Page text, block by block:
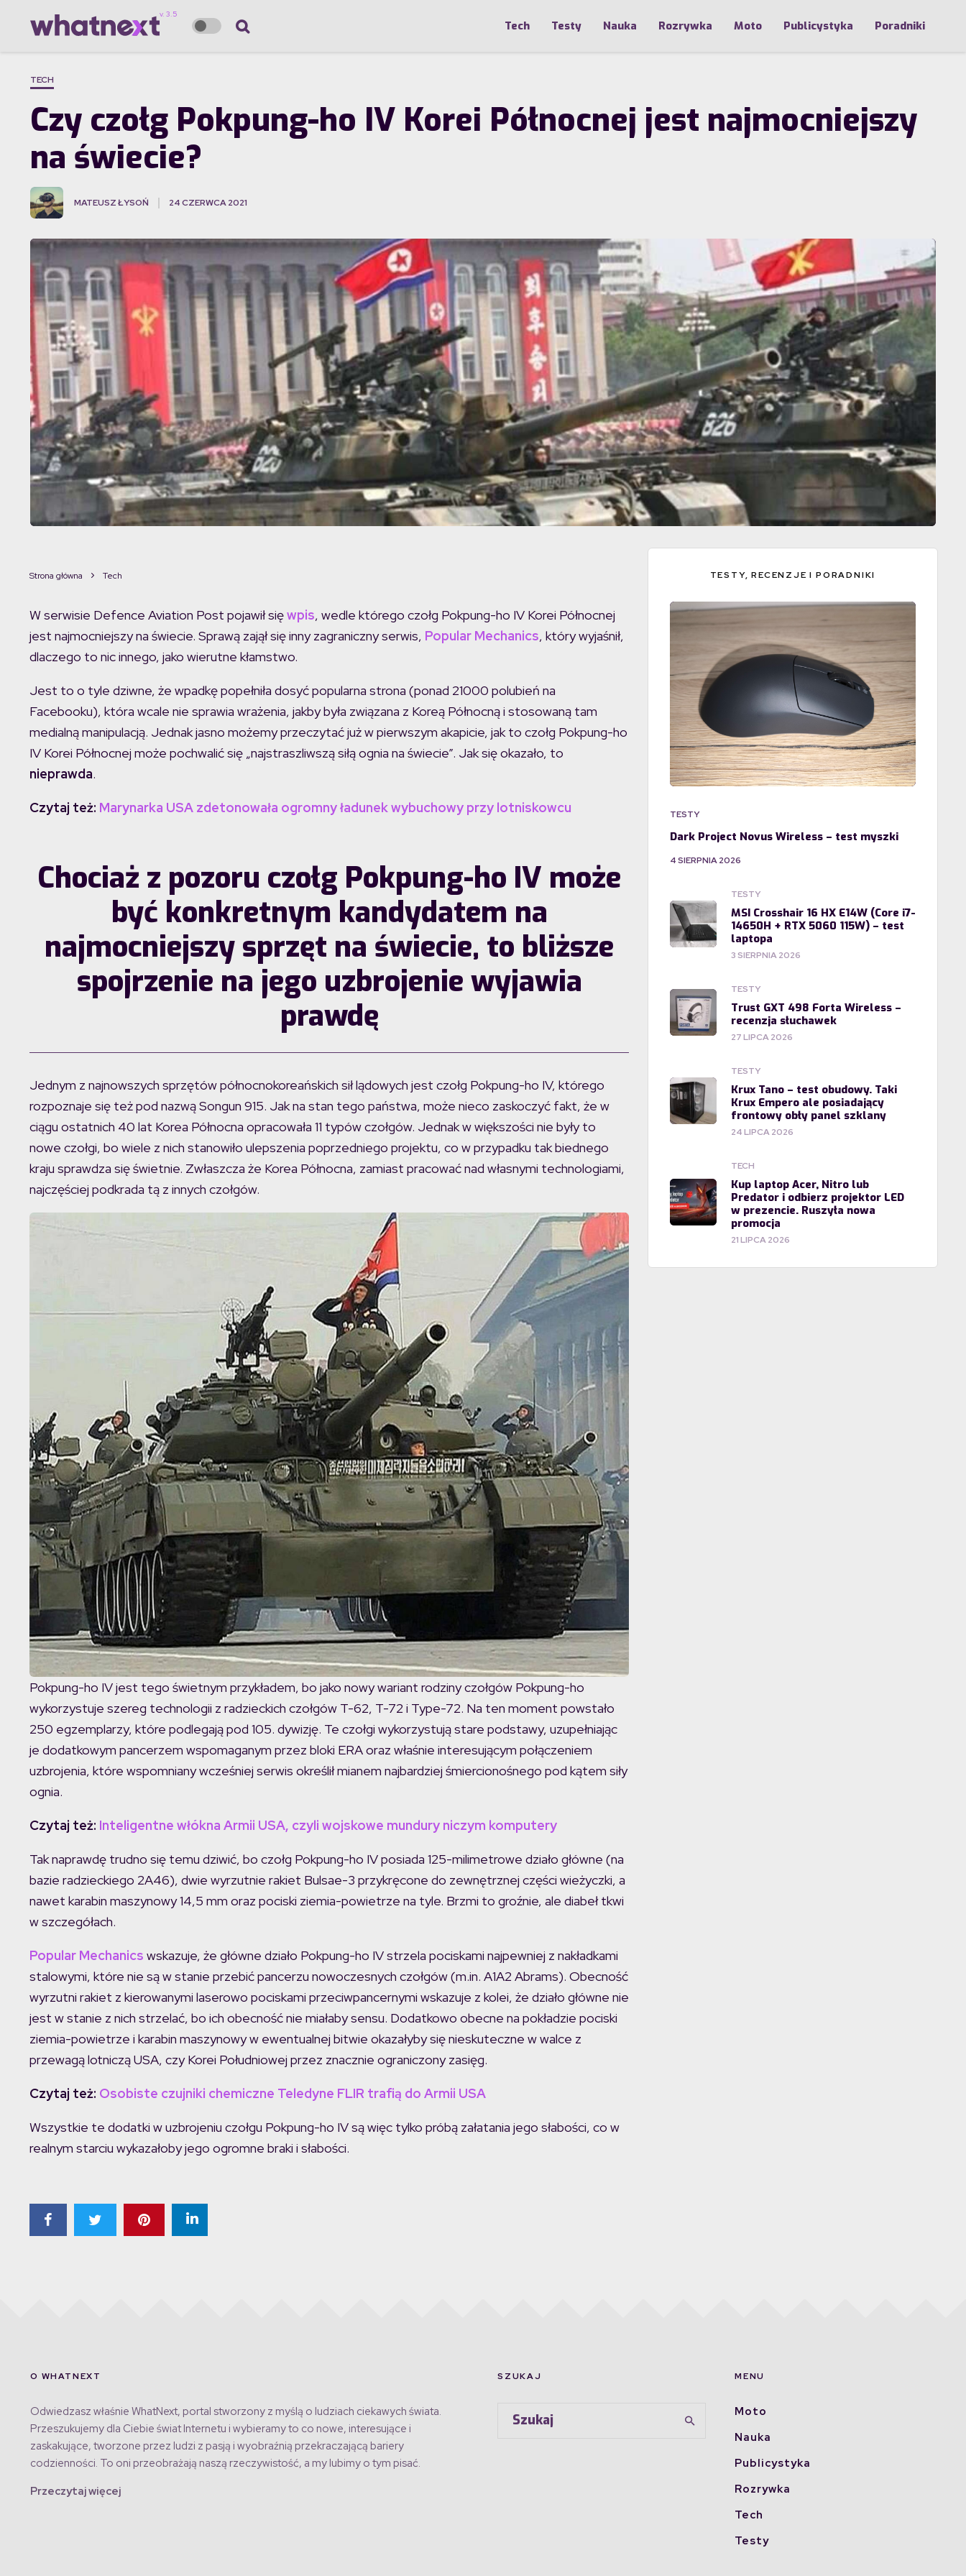
Tech Testy Nauka Rozrywka Moto Publicystyka Poradniki
TECH
Czy czołg Pokpung-ho IV Korei Północnej jest najmocniejszy
na świecie?
MATEUSZ ŁYSOŃ 24 CZERWCA 2021
Strona główna Tech
W serwisie Defence Aviation Post pojawił sięwpis, wedle którego czołg Pokpung-ho IV Korei Północnej
jest najmocniejszy na świecie. Sprawą zajął się inny zagraniczny serwis, Popular Mechanics, który wyjaśnił,
dlaczego to nic innego, jako wierutne kłamstwo.
Jest to o tyle dziwne, że wpadkę popełniła dosyć popularna strona (ponad 21000 polubień na
Facebooku), która wcale nie sprawia wrażenia, jakby była związana z Koreą Północną i stosowaną tam
medialną manipulacją. Jednak jasno możemy przeczytać już w pierwszym akapicie, jak to czołg Pokpung-ho
IV Korei Północnej może pochwalić się „najstraszliwszą siłą ognia na świecie”. Jak się okazało, to
nieprawda.
Czytaj też: Marynarka USA zdetonowała ogromny ładunek wybuchowy przy lotniskowcu
Chociaż z pozoru czołg Pokpung-ho IV może
być konkretnym kandydatem na
najmocniejszy sprzęt na świecie, to bliższe
spojrzenie na jego uzbrojenie wyjawia
prawdę
Jednym z najnowszych sprzętów północnokoreańskich sił lądowych jest czołg Pokpung-ho IV, którego
rozpoznaje się też pod nazwą Songun 915. Jak na stan tego państwa, może nieco zaskoczyć fakt, że w
ciągu ostatnich 40 lat Korea Północna opracowała 11 typów czołgów. Jednak w większości nie były to
nowe czołgi, bo wiele z nich stanowiło ulepszenia poprzedniego projektu, co w przypadku tak biednego
kraju sprawdza się świetnie. Zwłaszcza że Korea Północna, zamiast pracować nad własnymi technologiami,
najczęściej podkrada tą z innych czołgów.
Pokpung-ho IV jest tego świetnym przykładem, bo jako nowy wariant rodziny czołgów Pokpung-ho
wykorzystuje szereg technologii z radzieckich czołgów T-62, T-72 i Type-72. Na ten moment powstało
250 egzemplarzy, które podlegają pod 105. dywizję. Te czołgi wykorzystują stare podstawy, uzupełniając
je dodatkowym pancerzem wspomaganym przez bloki ERA oraz właśnie interesującym połączeniem
uzbrojenia, które wspomniany wcześniej serwis określił mianem najbardziej śmiercionośnego pod kątem siły
ognia.
Czytaj też: Inteligentne włókna Armii USA, czyli wojskowe mundury niczym komputery
Tak naprawdę trudno się temu dziwić, bo czołg Pokpung-ho IV posiada 125-milimetrowe działo główne (na
bazie radzieckiego 2A46), dwie wyrzutnie rakiet Bulsae-3 przykręcone do zewnętrznej części wieżyczki, a
nawet karabin maszynowy 14,5 mm oraz pociski ziemia-powietrze na tyle. Brzmi to groźnie, ale diabeł tkwi
w szczegółach.
Popular Mechanics wskazuje, że główne działo Pokpung-ho IV strzela pociskami najpewniej z nakładkami
stalowymi, które nie są w stanie przebić pancerzu nowoczesnych czołgów (m.in. A1A2 Abrams). Obecność
wyrzutni rakiet z kierowanymi laserowo pociskami przeciwpancernymi wskazuje z kolei, że działo główne nie
jest w stanie z nich strzelać, bo ich obecność nie miałaby sensu. Dodatkowo obecne na pokładzie pociski
ziemia-powietrze i karabin maszynowy w ewentualnej bitwie okazałyby się nieskuteczne w walce z
przewagą lotniczą USA, czy Korei Południowej przez znacznie ograniczony zasięg.
Czytaj też: Osobiste czujniki chemiczne Teledyne FLIR trafią do Armii USA
Wszystkie te dodatki w uzbrojeniu czołgu Pokpung-ho IV są więc tylko próbą załatania jego słabości, co w
realnym starciu wykazałoby jego ogromne braki i słabości.
TESTY, RECENZJE I PORADNIKI
TESTY
Dark Project Novus Wireless – test myszki
4 SIERPNIA 2026
TESTY
MSI Crosshair 16 HX E14W (Core i7-
14650H + RTX 5060 115W) – test
laptopa
3 SIERPNIA 2026
TESTY
Trust GXT 498 Forta Wireless –
recenzja słuchawek
27 LIPCA 2026
TESTY
Krux Tano – test obudowy. Taki
Krux Empero ale posiadający
frontowy obły panel szklany
24 LIPCA 2026
TECH
Kup laptop Acer, Nitro lub
Predator i odbierz projektor LED
w prezencie. Ruszyła nowa
promocja
21 LIPCA 2026
O WHATNEXT
Odwiedzasz właśnie WhatNext, portal stworzony z myślą o ludziach ciekawych świata.
Przeszukujemy dla Ciebie świat Internetu i wybieramy to co nowe, interesujące i
zaskakujące, tworzone przez ludzi z pasją i wyobraźnią przekraczającą bariery
codzienności. To oni przeobrażają naszą rzeczywistość, a my lubimy o tym pisać.
Przeczytaj więcej
SZUKAJ MENU
Moto
Nauka
Publicystyka
Rozrywka
Tech
Testy